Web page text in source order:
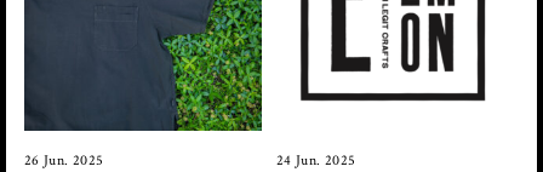
26 Jun. 2025 24 Jun. 2025